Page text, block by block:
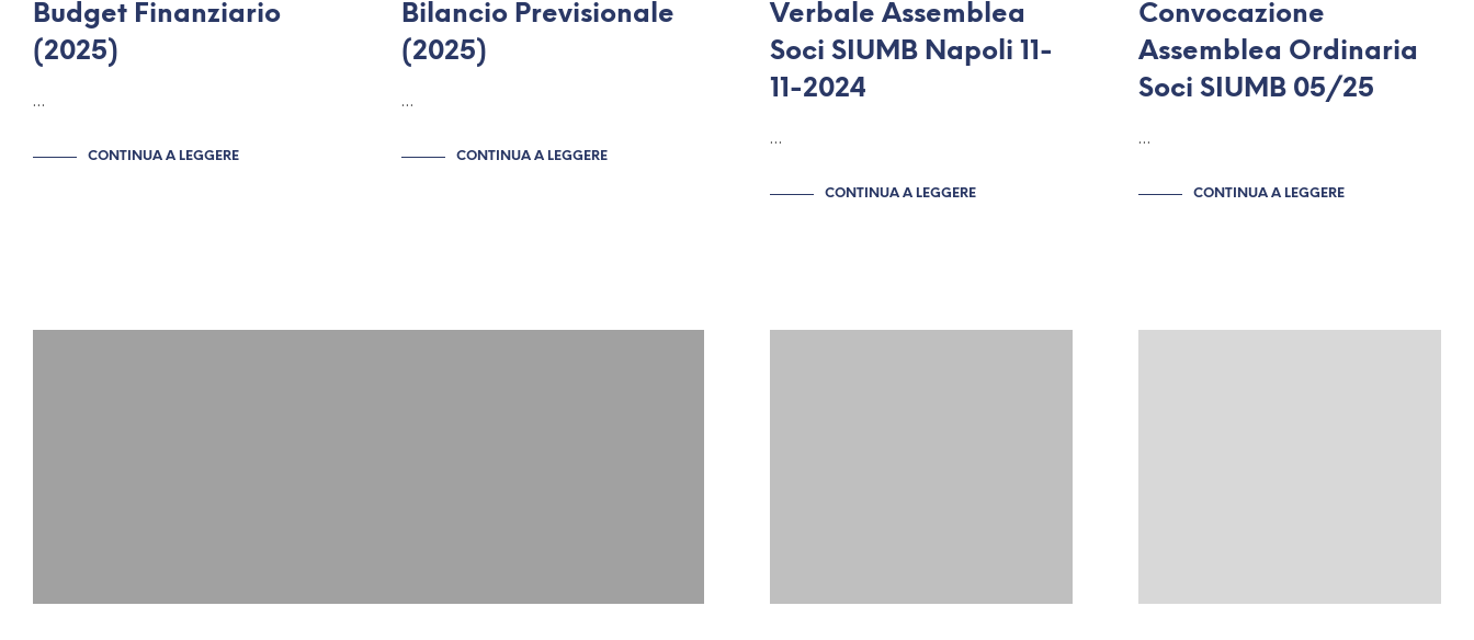
Budget Finanziario
(2025)
…
CONTINUA A LEGGERE
Bilancio Previsionale
(2025)
…
CONTINUA A LEGGERE
Verbale Assemblea
Soci SIUMB Napoli 11-
11-2024
…
CONTINUA A LEGGERE
Convocazione
Assemblea Ordinaria
Soci SIUMB 05/25
…
CONTINUA A LEGGERE